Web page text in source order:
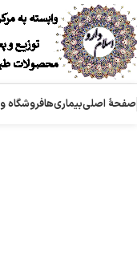
صفحۀ اصلیبیماری‌هافروشگاه